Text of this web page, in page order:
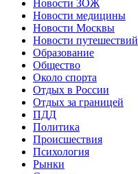
Новости ЗОЖ
Новости медицины
Новости Москвы
Новости путешествий
Образование
Общество
Около спорта
Отдых в России
Отдых за границей
ПДД
Политика
Происшествия
Психология
Рынки